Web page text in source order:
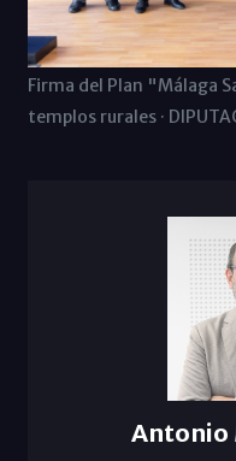
Firma del Plan "Málaga
templos rurales ·
Antonio